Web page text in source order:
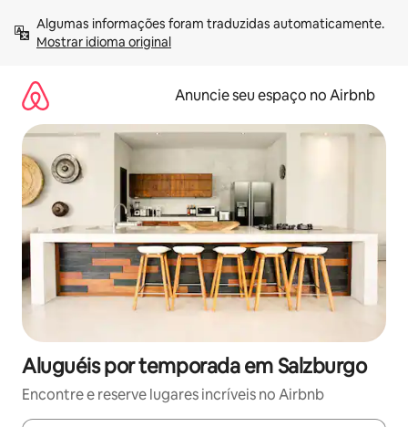
para
Mostrar idioma original
Anuncie seu espaço no Airbnb
Aluguéis por temporada em Salzburgo
Encontre e reserve lugares incríveis no Airbnb